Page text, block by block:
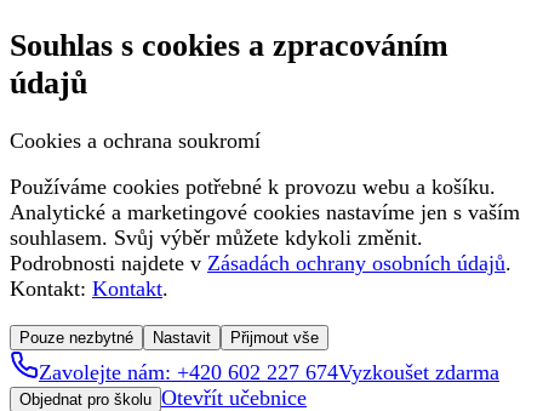
Souhlas s cookies a zpracováním
údajů
Cookies a ochrana soukromí
Používáme cookies potřebné k provozu webu a košíku.
Analytické a marketingové cookies nastavíme jen s vaším
souhlasem. Svůj výběr můžete kdykoli změnit.
Podrobnosti najdete v Zásadách ochrany osobních údajů.
Kontakt: Kontakt.
Pouze nezbytné Nastavit Přijmout vše
Zavolejte nám: +420 602 227 674Vyzkoušet zdarma
Objednat pro školu Otevřít učebnice